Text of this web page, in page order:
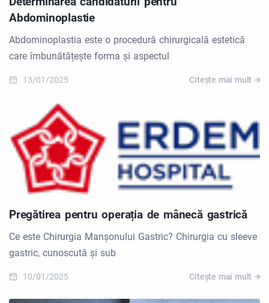
Abdominoplastie
Abdominoplastia este o procedură chirurgicală estetică
care îmbunătățește forma și aspectul
13/01/2025 Citește mai mult
Pregătirea pentru operația de mânecă gastrică
Ce este Chirurgia Manșonului Gastric? Chirurgia cu sleeve
gastric, cunoscută și sub
10/01/2025 Citește mai mult